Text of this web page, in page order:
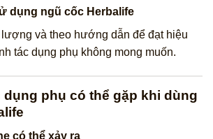
dụng ngũ cốc Herbalife
và theo hướng dẫn để đạt hiệu
tác dụng phụ không mong muốn.
dụng phụ có thể gặp khi dùng
có thể xảy ra